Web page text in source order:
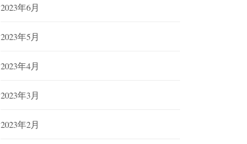
2023年6月
2023年5月
2023年4月
2023年3月
2023年2月